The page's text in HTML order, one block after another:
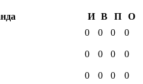
И В П
О
0 0 0 0
0 0 0 0
0 0 0 0